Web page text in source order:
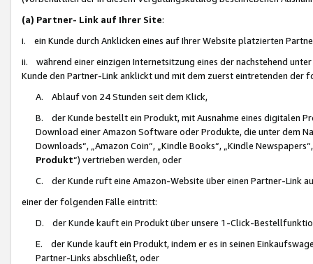
(a) Partner- Link auf Ihrer Site:
i. ein Kunde durch Anklicken eines auf Ihrer Website platzierten
ii. während einer einzigen Internetsitzung eines der nachstehend
Kunde den Partner-Link anklickt und mit dem zuerst eintretenden der
A. Ablauf von 24 Stunden seit dem Klick,
B. der Kunde bestellt ein Produkt, mit Ausnahme eines digitalen
Download einer Amazon Software oder Produkte, die unter dem
Downloads“, „Amazon Coin“, „Kindle Books“, „Kindle
Produkt“) vertrieben werden, oder
C. der Kunde ruft eine Amazon-Website über einen Partner-Link
einer der folgenden Fälle eintritt:
D. der Kunde kauft ein Produkt über unsere 1-Click-
E. der Kunde kauft ein Produkt, indem er es in seinen
Partner-Links abschließt, oder